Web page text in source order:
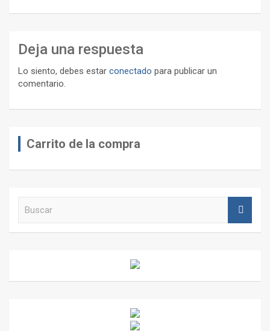
Deja una respuesta
Lo siento, debes estar conectado para publicar un
comentario.
Carrito de la compra